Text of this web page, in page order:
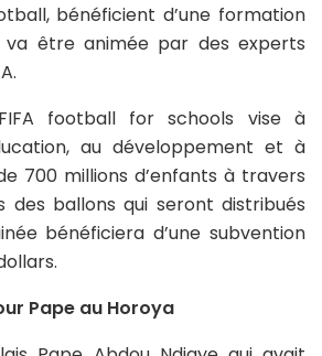
bénéficient d’une formation
va être animée par des experts
football for schools vise à
au développement et à
700 millions d’enfants à travers
des ballons qui seront distribués
bénéficiera d’une subvention
Pape au Horoya